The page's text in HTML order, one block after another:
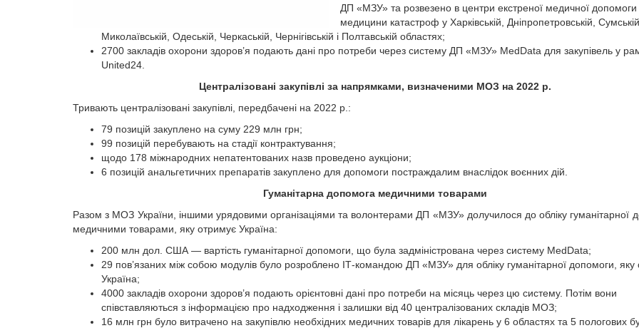
ДП «МЗУ» та розвезено в центри екстреної медичної допомоги
медицини катастроф у Харківській, Дніпропетровській, Сумській,
Миколаївській, Одеській, Черкаській, Чернігівській і Полтавській областях;
2700 закладів охорони здоров’я подають дані про потреби через систему ДП «МЗУ» MedData для закупівель у
United24.
Централізовані закупівлі за напрямками, визначеними МОЗ на 2022 р.
Тривають централізовані закупівлі, передбачені на 2022 р.:
79 позицій закуплено на суму 229 млн грн;
99 позицій перебувають на стадії контрактування;
щодо 178 міжнародних непатентованих назв проведено аукціони;
6 позицій анальгетичних препаратів закуплено для допомоги постраждалим внаслідок воєнних дій.
Гуманітарна допомога медичними товарами
Разом з МОЗ України, іншими урядовими організаціями та волонтерами ДП «МЗУ» долучилося до обліку гуманітарної
медичними товарами, яку отримує Україна:
200 млн дол. США — вартість гуманітарної допомоги, що була задміністрована через систему MedData;
29 пов’язаних між собою модулів було розроблено ІТ-командою ДП «МЗУ» для обліку гуманітарної допомоги, яку
Україна;
4000 закладів охорони здоров’я подають орієнтовні дані про потреби на місяць через цю систему. Потім вони
співставляються з інформацією про надходження і залишки від 40 централізованих складів МОЗ;
16 млн грн було витрачено на закупівлю необхідних медичних товарів для лікарень у 6 областях та 5 пологових